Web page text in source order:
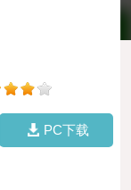
PC下载